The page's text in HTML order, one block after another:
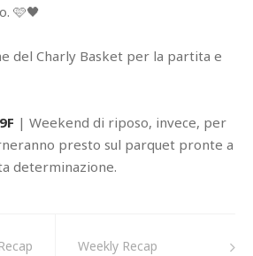
🩷🖤
del Charly Basket per la partita e
| Weekend di riposo, invece, per
presto sul parquet pronte a
determinazione.
Weekly Recap